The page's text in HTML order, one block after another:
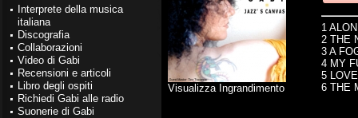
Interprete della musica
italiana
Discografia
Collaborazioni
Video di Gabi
Recensioni e articoli
Libro degli ospiti
Richiedi Gabi alle radio
Suonerie di Gabi
Visualizza Ingrandimento
1
2 THE
3 A
4 MY
5
6 THE